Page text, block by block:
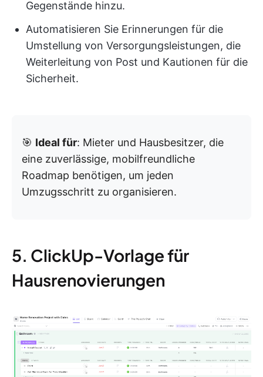
Gegenstände hinzu.
Automatisieren Sie Erinnerungen für die
Umstellung von Versorgungsleistungen, die
Weiterleitung von Post und Kautionen für die
Sicherheit.
🎯 Ideal für: Mieter und Hausbesitzer, die
eine zuverlässige, mobilfreundliche
Roadmap benötigen, um jeden
Umzugsschritt zu organisieren.
5. ClickUp-Vorlage für
Hausrenovierungen